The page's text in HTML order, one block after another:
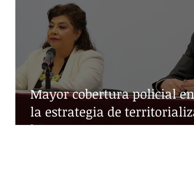
Mayor cobertura policial en
la estrategia de
la SSC